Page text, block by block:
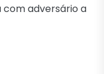
com adversário a